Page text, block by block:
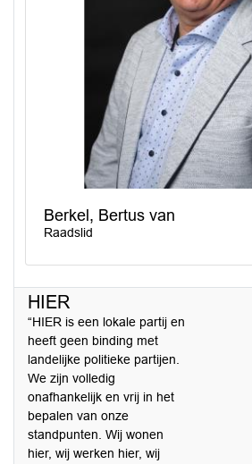
Berkel, Bertus van
Raadslid
HIER
“HIER is een lokale partij en
heeft geen binding met
landelijke politieke partijen.
We zijn volledig
onafhankelijk en vrij in het
bepalen van onze
standpunten. Wij wonen
hier, wij werken hier, wij